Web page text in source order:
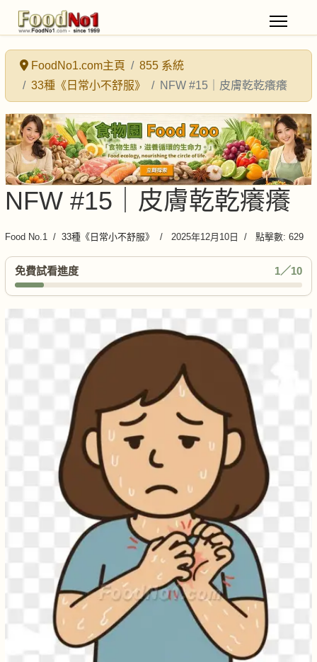
FoodNo1.com主頁
855 系統
33種《日常小不舒服》
NFW #15｜皮膚乾乾癢癢
NFW #15｜皮膚乾乾癢癢
Food No.1 33種《日常小不舒服》 2025年12月10日 點擊數: 629
免費試看進度 1／10